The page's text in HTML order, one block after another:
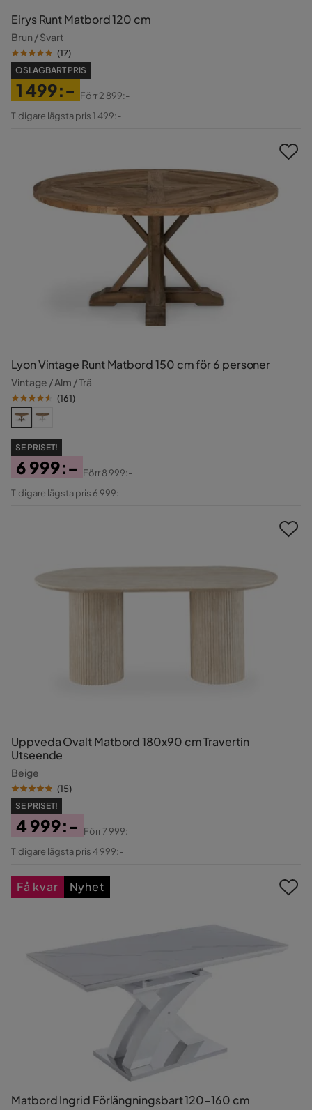
Eirys Runt Matbord 120 cm
Brun / Svart
(17)
OSLAGBART PRIS
Pris
1 499:-
Original
Förr2 899:-
Tidigare lägsta pris 1 499:-
Lyon Vintage Runt Matbord 150 cm för 6 personer
Vintage / Alm / Trä
(161)
SE PRISET!
Pris
6 999:-
Original
Förr8 999:-
Tidigare lägsta pris 6 999:-
Uppveda Ovalt Matbord 180x90 cm Travertin
Utseende
Beige
(15)
SE PRISET!
Pris
4 999:-
Original
Förr7 999:-
Tidigare lägsta pris 4 999:-
Matbord Ingrid Förlängningsbart 120–160 cm
Få kvar Nyhet